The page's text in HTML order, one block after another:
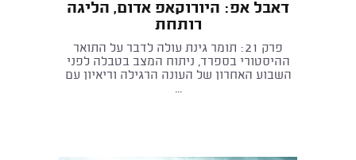
דאבל אפ: היורוקאפ אדום, הליגה
רותחת
פרק 21: תומר גינת עולה לדבר על התואר
ההיסטורי בספרד, ניתוח המצב בטבלה לפני
השבוע האחרון של העונה הרגילה וריאיון עם
...